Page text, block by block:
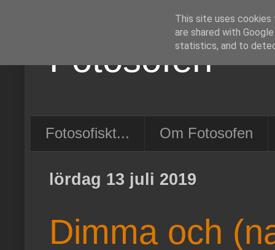
Fotosofen
Fotosofiskt... Om Fotosofen
lördag 13 juli 2019
Dimma och
This site uses cookies
are shared with
statistics, and to